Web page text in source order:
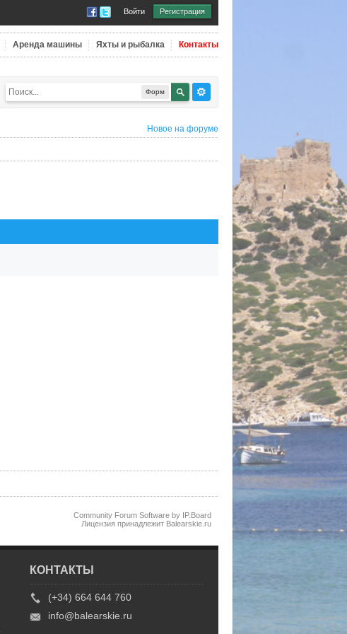
Войти Регистрация
Аренда машины Яхты и рыбалка Контакты
Форм
Новое на форуме
Community Forum Software by IP.Board
Лицензия принадлежит Balearskie.ru
КОНТАКТЫ
(+34) 664 644 760
info@balearskie.ru